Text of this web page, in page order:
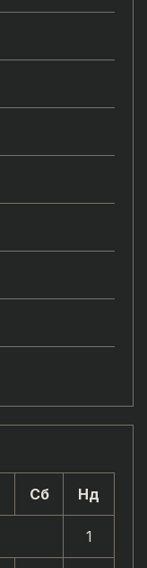
Сб Нд
1